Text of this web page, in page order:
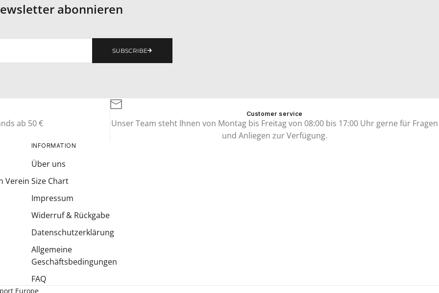
abonnieren
SUBSCRIBE
ab 50 €
Customer service
Unser Team steht Ihnen von Montag bis Freitag von 08:00 bis 17:00 Uhr gerne für Fragen
und Anliegen zur Verfügung.
Verein
INFORMATION
Über uns
Size Chart
Impressum
Widerruf & Rückgabe
Datenschutzerklärung
Allgemeine
Geschäftsbedingungen
FAQ
Europe